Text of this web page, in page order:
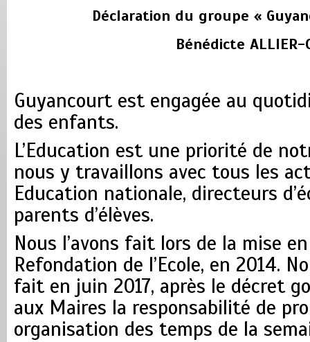
Déclaration du groupe «
Bénédicte ALLIER-
Guyancourt est engagée au
des enfants.
L’Education est une priorité de
nous y travaillons avec tous les
Education nationale, directeurs
parents d’élèves.
Nous l’avons fait lors de la mise
Refondation de l’Ecole, en 2014.
fait en juin 2017, après le décret
aux Maires la responsabilité de
organisation des temps de la